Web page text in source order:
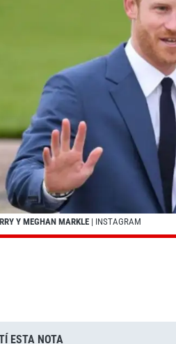
Y MEGHAN MARKLE | INSTAGRAM
ESTA NOTA